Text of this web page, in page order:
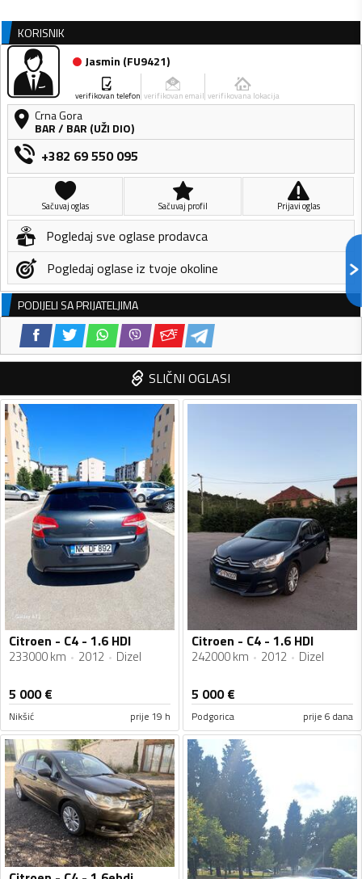
KORISNIK
Jasmin (FU9421)
verifikovan telefon verifikovan email verifikovana lokacija
Crna Gora
BAR/ BAR (UŽI DIO)
+382 69 550 095
Sačuvaj oglas Sačuvaj profil Prijavi oglas
Pogledaj sve oglase prodavca
Pogledaj oglase iz tvoje okoline
PODIJELI SA PRIJATELJIMA
SLIČNI OGLASI
Citroen - C4 - 1.6 HDI
233000 km 2012 Dizel
5 000€
Nikšić prije 19 h
Citroen - C4 - 1.6 HDI
242000 km 2012 Dizel
5 000€
Podgorica prije 6 dana